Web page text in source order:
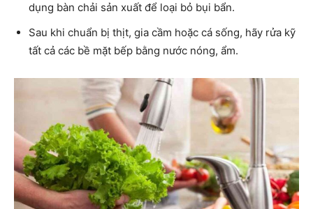
dụng bàn chải sản xuất để loại bỏ bụi bẩn.
Sau khi chuẩn bị thịt, gia cầm hoặc cá sống, hãy rửa kỹ
tất cả các bề mặt bếp bằng nước nóng, ẩm.